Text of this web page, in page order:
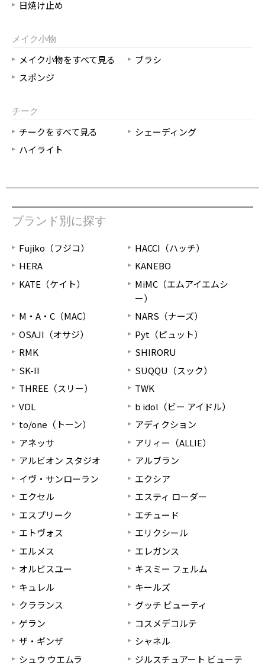
日焼け止め
メイク小物
メイク小物をすべて見る
ブラシ
スポンジ
チーク
チークをすべて見る
シェーディング
ハイライト
ブランド別に探す
Fujiko（フジコ）
HACCI（ハッチ）
HERA
KANEBO
KATE（ケイト）
MiMC（エムアイエムシ
ー）
M・A・C（MAC）
NARS（ナーズ）
OSAJI（オサジ）
Pyt（ピュット）
RMK
SHIRORU
SK-II
SUQQU（スック）
THREE（スリー）
TWK
VDL
b idol（ビー アイドル）
to/one（トーン）
アディクション
アネッサ
アリィー（ALLIE）
アルビオン スタジオ
アルブラン
イヴ・サンローラン
エクシア
エクセル
エスティ ローダー
エスプリーク
エチュード
エトヴォス
エリクシール
エルメス
エレガンス
オルビスユー
キスミー フェルム
キュレル
キールズ
クラランス
グッチ ビューティ
ゲラン
コスメデコルテ
ザ・ギンザ
シャネル
シュウ ウエムラ
ジルスチュアート ビューテ